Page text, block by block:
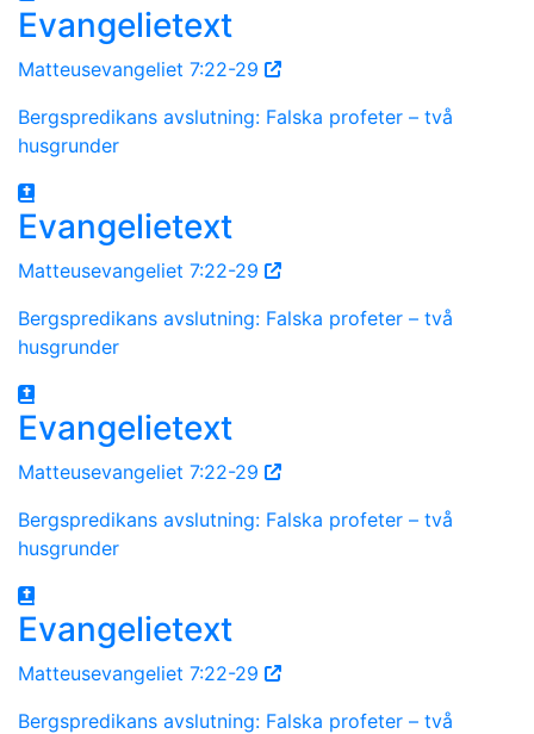
Evangelietext
Matteusevangeliet 7:22-29
Bergspredikans avslutning: Falska profeter – två
husgrunder
Evangelietext
Matteusevangeliet 7:22-29
Bergspredikans avslutning: Falska profeter – två
husgrunder
Evangelietext
Matteusevangeliet 7:22-29
Bergspredikans avslutning: Falska profeter – två
husgrunder
Evangelietext
Matteusevangeliet 7:22-29
Bergspredikans avslutning: Falska profeter – två